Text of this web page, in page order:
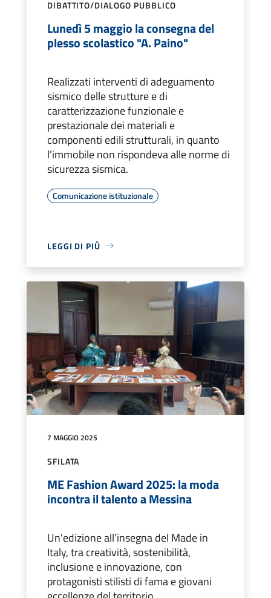
DIBATTITO/DIALOGO PUBBLICO
Lunedì 5 maggio la consegna del
plesso scolastico "A. Paino"
Realizzati interventi di adeguamento
sismico delle strutture e di
caratterizzazione funzionale e
prestazionale dei materiali e
componenti edili strutturali, in quanto
l'immobile non rispondeva alle norme di
sicurezza sismica.
Comunicazione istituzionale
LEGGI DI PIÙ
7 MAGGIO 2025
SFILATA
ME Fashion Award 2025: la moda
incontra il talento a Messina
Un'edizione all’insegna del Made in
Italy, tra creatività, sostenibilità,
inclusione e innovazione, con
protagonisti stilisti di fama e giovani